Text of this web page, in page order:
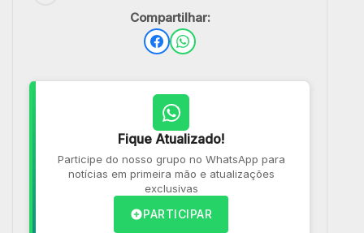
Compartilhar:
Fique Atualizado!
Participe do nosso grupo no WhatsApp para
notícias em primeira mão e atualizações
exclusivas
PARTICIPAR